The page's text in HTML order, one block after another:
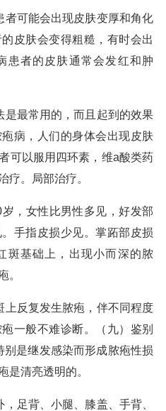
者可能会出现皮肤变厚和角化
皮肤会变得粗糙，有时会出
患者的皮肤通常会发红和肿
最常用的，而且起到的效果
病，人们的身体会出现皮肤
可以服用四环素，维a酸类药
疗。局部治疗。
，女性比男性多见，好发部
手指皮损少见。掌跖部皮损
斑基础上，出现小而深的脓
。
反复发生脓疱，伴不同程度
一般不难诊断。（九）鉴别
是继发感染而形成脓疱性损
是清亮透明的。
足背、小腿、膝盖、手背、